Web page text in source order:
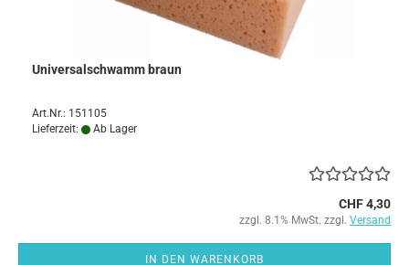
Universalschwamm braun
Art.Nr.: 151105
Lieferzeit:
Ab Lager
CHF 4,30
zzgl. 8.1% MwSt. zzgl. Versand
IN DEN WARENKORB